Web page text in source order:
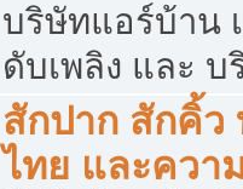
บริษัทแอร์บ้าน
ดับเพลิง และ
สักปาก สักคิ้
ไทย และควา